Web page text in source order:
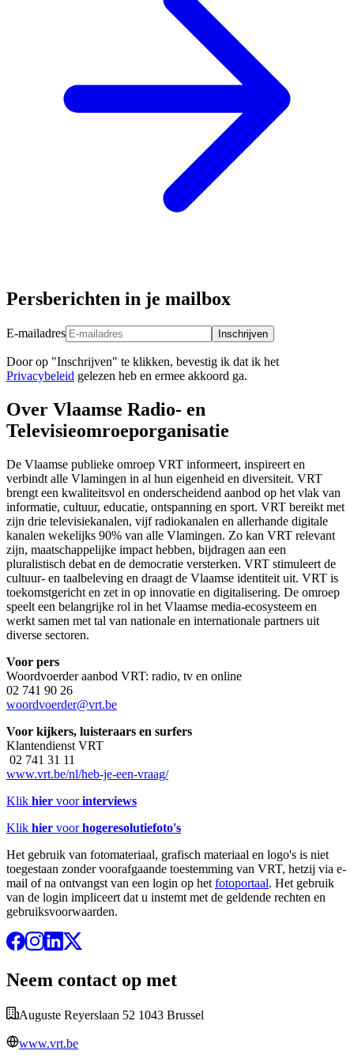
Persberichten in je mailbox
E-mailadres Inschrijven
Door op "Inschrijven" te klikken, bevestig ik dat ik het
Privacybeleid gelezen heb en ermee akkoord ga.
Over Vlaamse Radio- en
Televisieomroeporganisatie
De Vlaamse publieke omroep VRT informeert, inspireert en
verbindt alle Vlamingen in al hun eigenheid en diversiteit. VRT
brengt een kwaliteitsvol en onderscheidend aanbod op het vlak van
informatie, cultuur, educatie, ontspanning en sport. VRT bereikt met
zijn drie televisiekanalen, vijf radiokanalen en allerhande digitale
kanalen wekelijks 90% van alle Vlamingen. Zo kan VRT relevant
zijn, maatschappelijke impact hebben, bijdragen aan een
pluralistisch debat en de democratie versterken. VRT stimuleert de
cultuur- en taalbeleving en draagt de Vlaamse identiteit uit. VRT is
toekomstgericht en zet in op innovatie en digitalisering. De omroep
speelt een belangrijke rol in het Vlaamse media-ecosysteem en
werkt samen met tal van nationale en internationale partners uit
diverse sectoren.
Voor pers
Woordvoerder aanbod VRT: radio, tv en online
02 741 90 26
woordvoerder@vrt.be
Voor kijkers, luisteraars en surfers
Klantendienst VRT
02 741 31 11
www.vrt.be/nl/heb-je-een-vraag/
Klik hier voorinterviews
Klik hier voorhogeresolutiefoto's
Het gebruik van fotomateriaal, grafisch materiaal en logo's is niet
toegestaan zonder voorafgaande toestemming van VRT, hetzij via e-
mail of na ontvangst van een login op het fotoportaal. Het gebruik
van de login impliceert dat u instemt met de geldende rechten en
gebruiksvoorwaarden.
Neem contact op met
Auguste Reyerslaan 52 1043 Brussel
www.vrt.be